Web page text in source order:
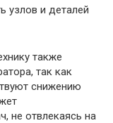
узлов и деталей
также
так как
снижению
не отвлекаясь на